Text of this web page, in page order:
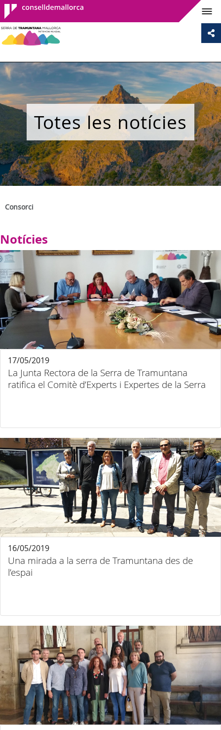
Consell de
Mallorca
Totes les notícies
Consorci
Notícies
La Junta Rectora de la Serra de Tramuntana
ratifica el Comitè d’Experts i Expertes de la Serra
17/05/2019
Una mirada a la serra de Tramuntana des de
l’espai
16/05/2019